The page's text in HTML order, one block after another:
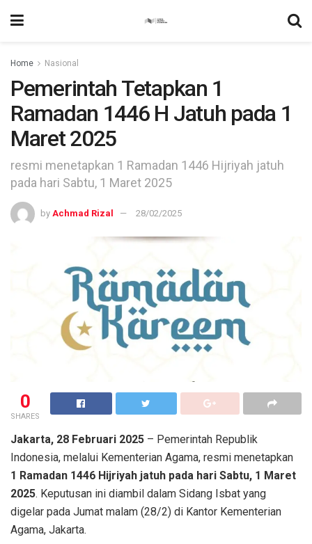
Home Nasional
Pemerintah Tetapkan 1
Ramadan 1446 H Jatuh pada 1
Maret 2025
resmi menetapkan 1 Ramadan 1446 Hijriyah jatuh
pada hari Sabtu, 1 Maret 2025
by Achmad Rizal 28/02/2025
0
SHARES
Jakarta, 28 Februari 2025 – Pemerintah Republik
Indonesia, melalui Kementerian Agama, resmi menetapkan
1 Ramadan 1446 Hijriyah jatuh pada hari Sabtu, 1 Maret
2025. Keputusan ini diambil dalam Sidang Isbat yang
digelar pada Jumat malam (28/2) di Kantor Kementerian
Agama, Jakarta.